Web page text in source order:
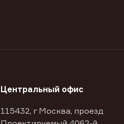
Центральный офис
115432, г Москва, проезд